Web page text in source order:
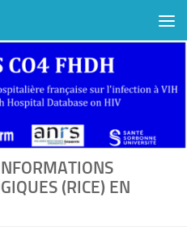
(RICE) EN